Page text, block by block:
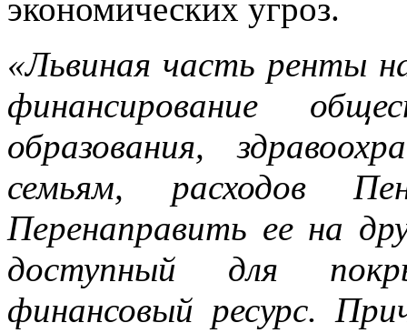
экономических угроз.
«Львиная часть ренты
финансирование
образования,
семьям, расходов
Перенаправить ее на
доступный для
финансовый ресурс.